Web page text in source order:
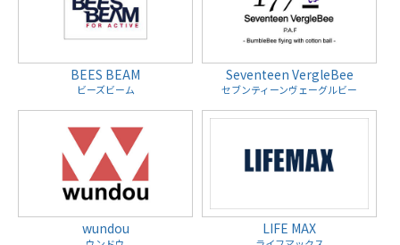
BEES BEAM
ビーズビーム
Seventeen VergleBee
セブンティーンヴェーグルビー
wundou LIFE MAX